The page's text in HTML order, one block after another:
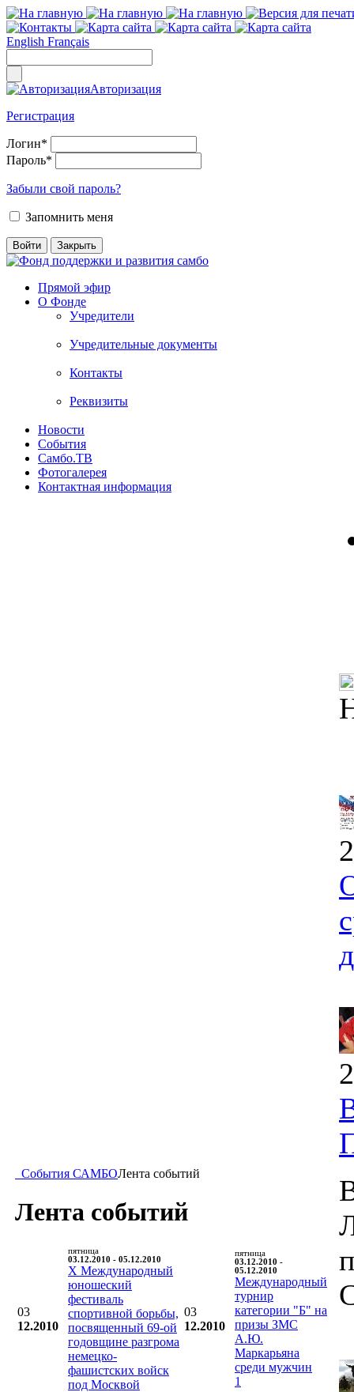
English Français
Авторизация
Регистрация
Логин*
Пароль*
Забыли свой пароль?
Запомнить меня
Прямой эфир
О Фонде
Учредители
Учредительные документы
Контакты
Реквизиты
Новости
События
Самбо.ТВ
Фотогалерея
Контактная информация
События САМБОЛента событий
Лента событий
03
12.2010
пятница
03.12.2010 - 05.12.2010
X Международный
юношеский
фестиваль
спортивной борьбы,
посвященный 69-ой
годовщине разгрома
немецко-
фашистских войск
под Москвой
03
12.2010
пятница
03.12.2010 -
05.12.2010
Международный
турнир
категории "Б" на
призы ЗМС
А.Ю.
Маркарьяна
среди мужчин
1